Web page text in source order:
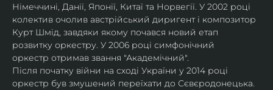
Німеччині, Данії, Японії, Китаї та Норвегії. У 2002 році
колектив очолив австрійський диригент і композитор
Курт Шмід, завдяки якому почався новий етап
розвитку оркестру. У 2006 році симфонічний
оркестр отримав звання "Академічний".
Після початку війни на сході України у 2014 році
оркестр був змушений переїхати до Сєвєродонецька.